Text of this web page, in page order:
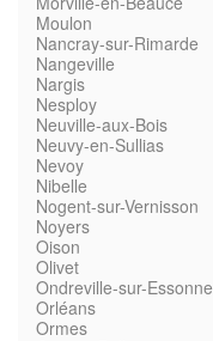
Moulon
Nancray-sur-Rimarde
Nangeville
Nargis
Nesploy
Neuville-aux-Bois
Neuvy-en-Sullias
Nevoy
Nibelle
Nogent-sur-Vernisson
Noyers
Oison
Olivet
Ondreville-sur-Essonne
Orléans
Ormes